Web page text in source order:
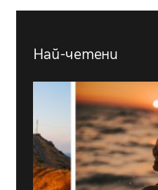
Най-четени